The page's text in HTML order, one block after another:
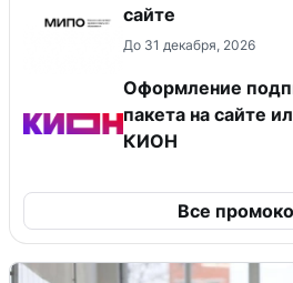
сайте
До 31 декабря, 2026
Оформление
пакета на сайте
КИОН
Все